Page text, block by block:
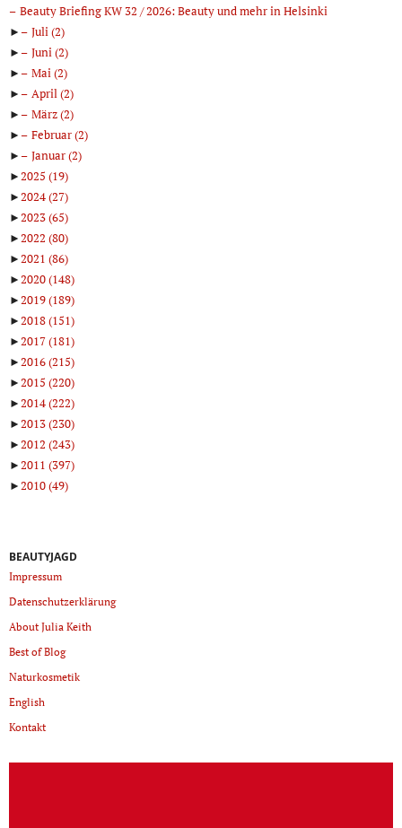
Beauty Briefing KW 32 / 2026: Beauty und mehr in Helsinki
►
Juli(2)
►
Juni(2)
►
Mai(2)
►
April(2)
►
März(2)
►
Februar(2)
►
Januar(2)
►2025 (19)
►2024(27)
►2023(65)
►2022 (80)
►2021 (86)
►2020(148)
►2019(189)
►2018(151)
►2017(181)
►2016(215)
►2015 (220)
►2014(222)
►2013(230)
►2012 (243)
►2011 (397)
►2010(49)
BEAUTYJAGD
Impressum
Datenschutzerklärung
About Julia Keith
Best of Blog
Naturkosmetik
English
Kontakt